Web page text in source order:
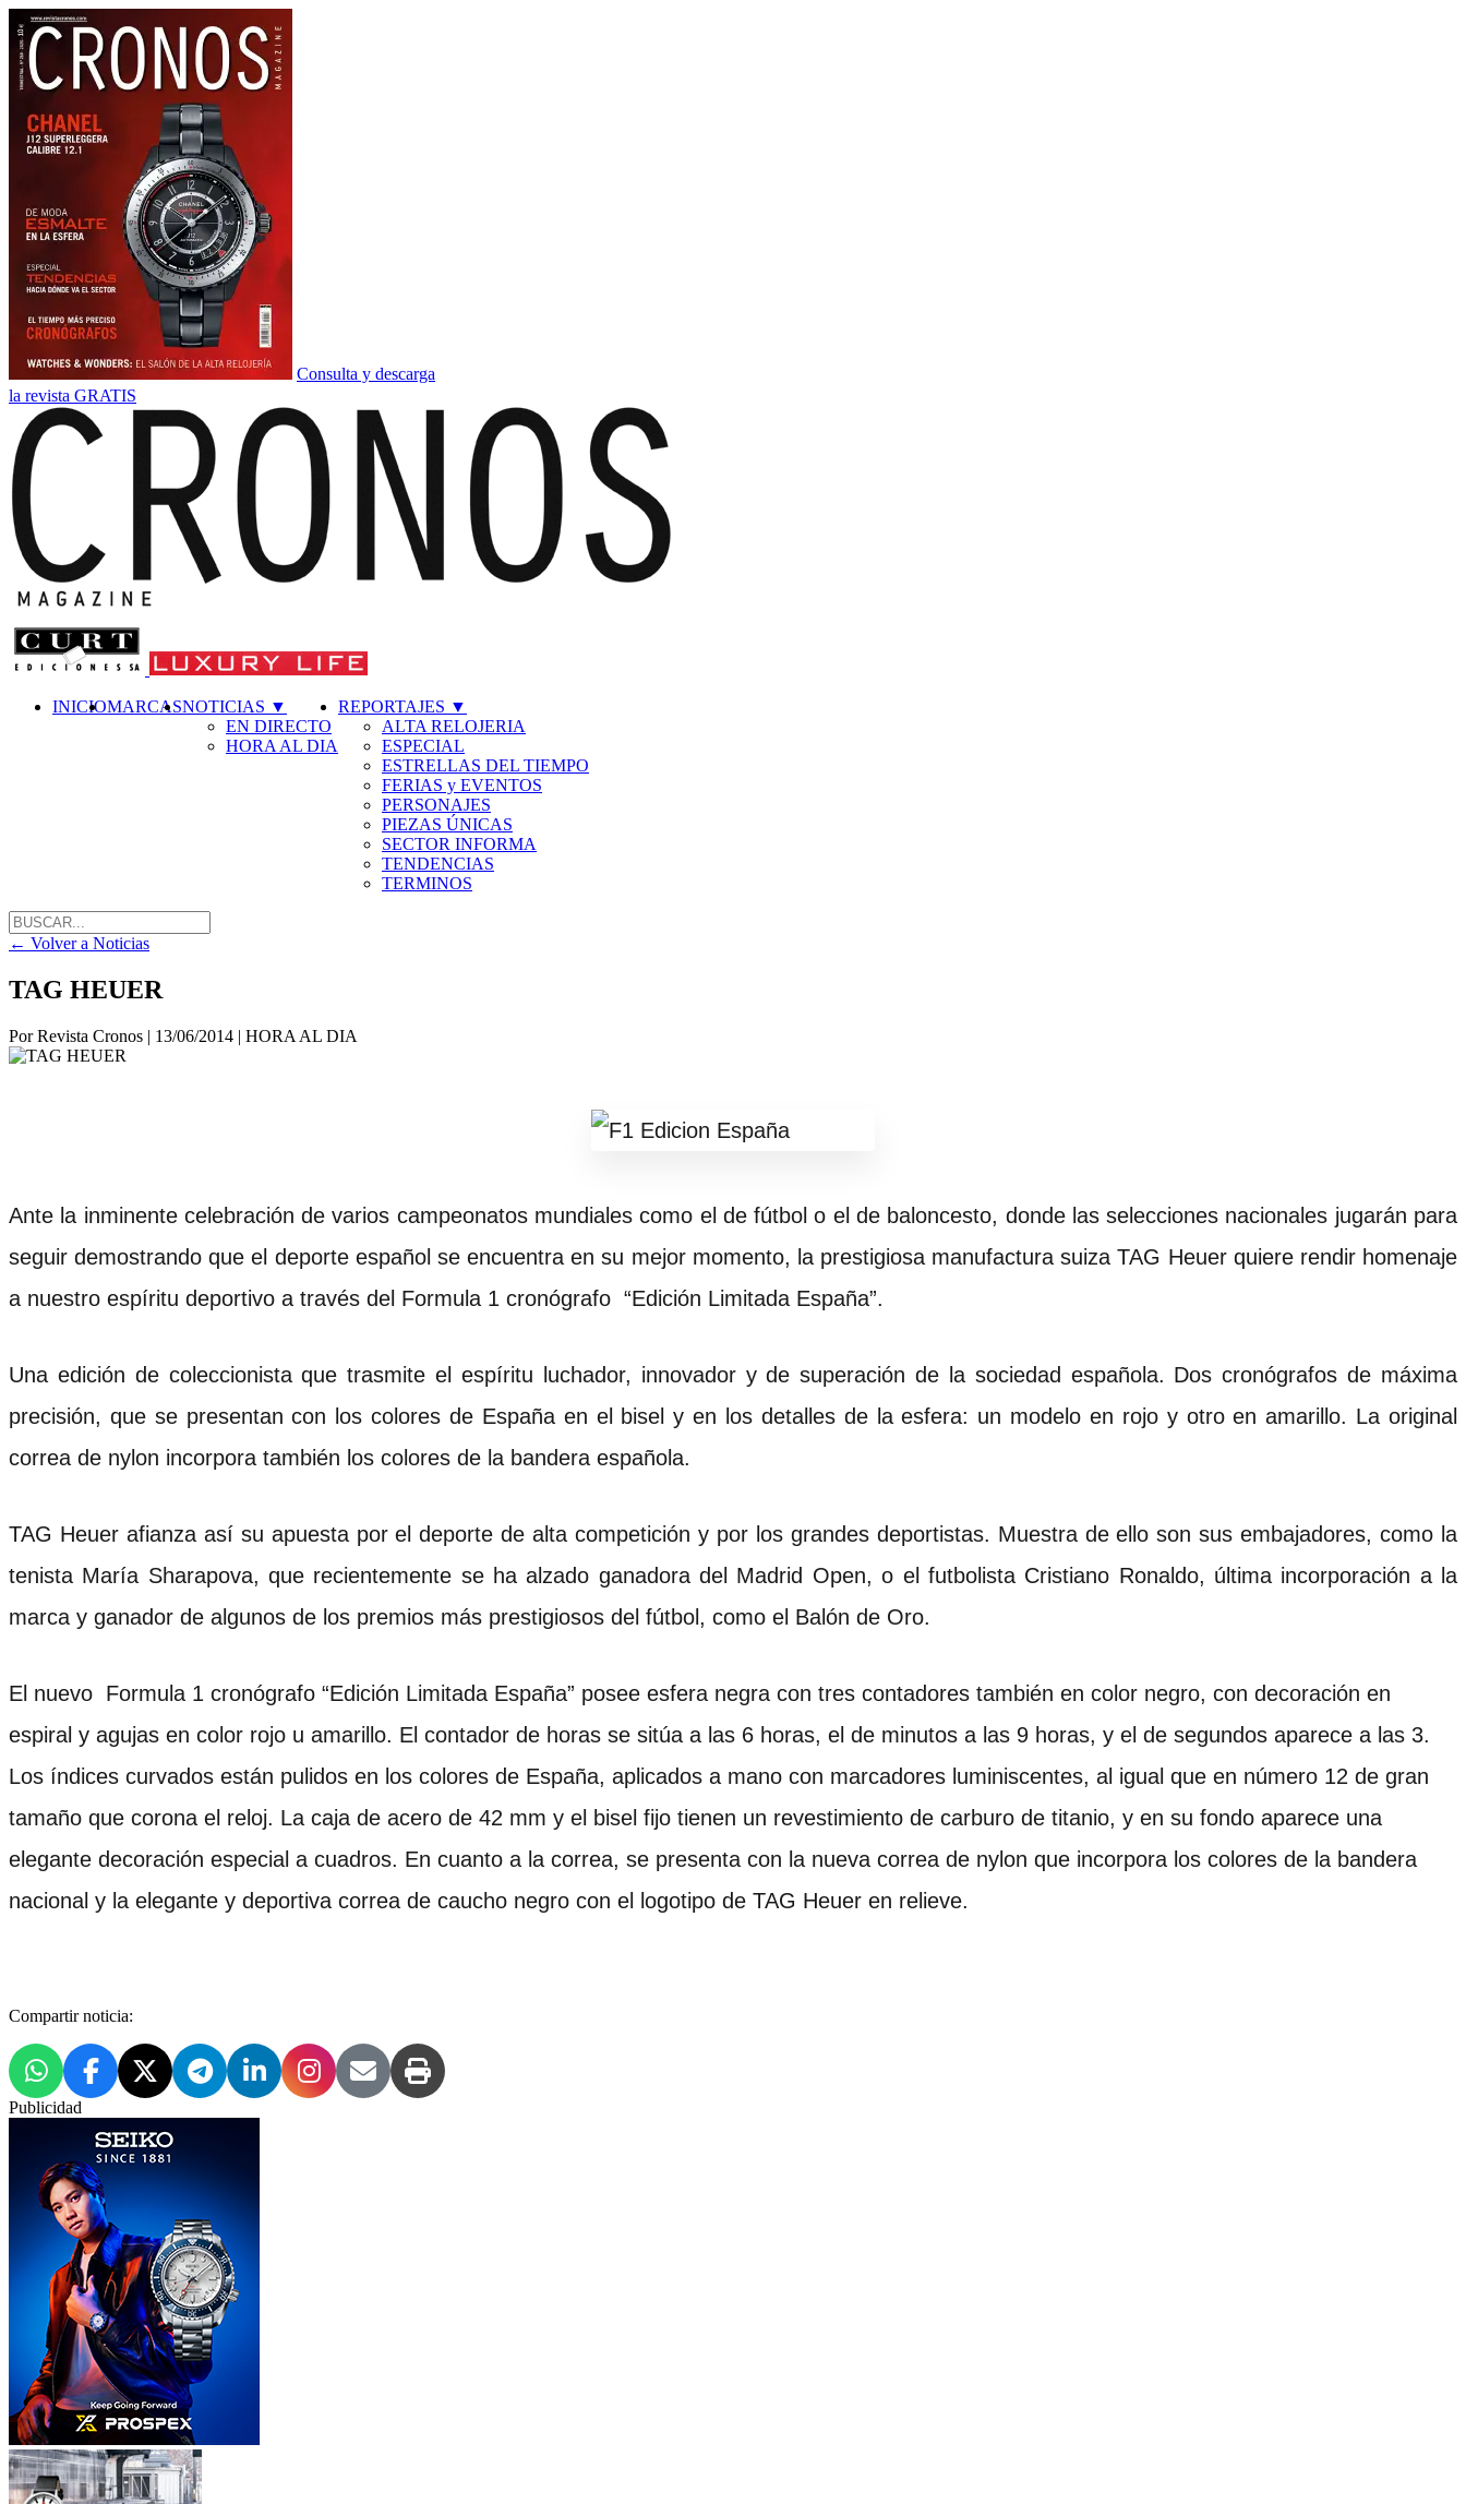
Consulta y descarga
la revista GRATIS
INICIOMARCASNOTICIAS ▼
EN DIRECTO
HORA AL DIA
REPORTAJES ▼
ALTA RELOJERIA
ESPECIAL
ESTRELLAS DEL TIEMPO
FERIAS y EVENTOS
PERSONAJES
PIEZAS ÚNICAS
SECTOR INFORMA
TENDENCIAS
TERMINOS
← Volver a Noticias
TAG HEUER
Por Revista Cronos | 13/06/2014 | HORA AL DIA
Ante la inminente celebración de varios campeonatos mundiales como el de fútbol o el de baloncesto, donde las selecciones nacionales jugarán para
seguir demostrando que el deporte español se encuentra en su mejor momento, la prestigiosa manufactura suiza TAG Heuer quiere rendir homenaje
a nuestro espíritu deportivo a través del Formula 1 cronógrafo “Edición Limitada España”.
Una edición de coleccionista que trasmite el espíritu luchador, innovador y de superación de la sociedad española. Dos cronógrafos de máxima
precisión, que se presentan con los colores de España en el bisel y en los detalles de la esfera: un modelo en rojo y otro en amarillo. La original
correa de nylon incorpora también los colores de la bandera española.
TAG Heuer afianza así su apuesta por el deporte de alta competición y por los grandes deportistas. Muestra de ello son sus embajadores, como la
tenista María Sharapova, que recientemente se ha alzado ganadora del Madrid Open, o el futbolista Cristiano Ronaldo, última incorporación a la
marca y ganador de algunos de los premios más prestigiosos del fútbol, como el Balón de Oro.
El nuevo Formula 1 cronógrafo “Edición Limitada España” posee esfera negra con tres contadores también en color negro, con decoración en
espiral y agujas en color rojo u amarillo. El contador de horas se sitúa a las 6 horas, el de minutos a las 9 horas, y el de segundos aparece a las 3.
Los índices curvados están pulidos en los colores de España, aplicados a mano con marcadores luminiscentes, al igual que en número 12 de gran
tamaño que corona el reloj. La caja de acero de 42 mm y el bisel fijo tienen un revestimiento de carburo de titanio, y en su fondo aparece una
elegante decoración especial a cuadros. En cuanto a la correa, se presenta con la nueva correa de nylon que incorpora los colores de la bandera
nacional y la elegante y deportiva correa de caucho negro con el logotipo de TAG Heuer en relieve.
Compartir noticia:
Publicidad